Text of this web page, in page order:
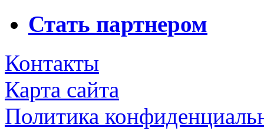
Стать партнером
Контакты
Карта сайта
Политика